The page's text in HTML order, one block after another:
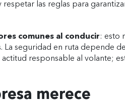
las reglas para
comunes al conducir: esto
La seguridad en ruta depende
responsable al volante;
merece